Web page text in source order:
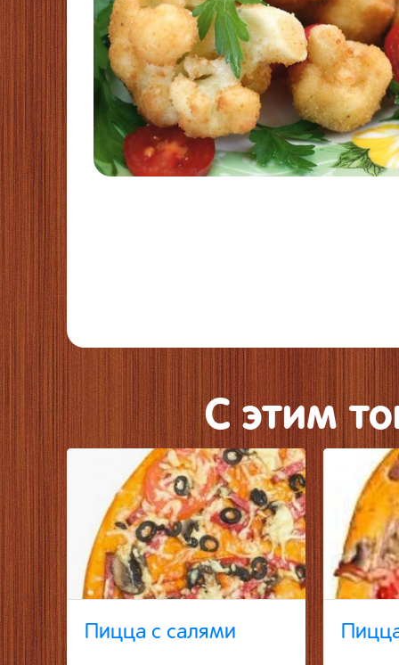
C этим
Пицца с салями